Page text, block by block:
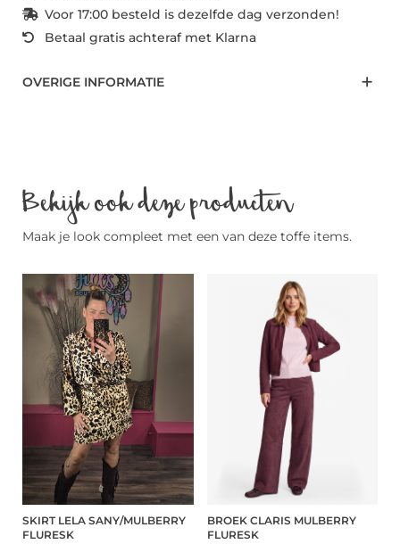
Voor 17:00 besteld is dezelfde dag verzonden!
Betaal gratis achteraf met Klarna
OVERIGE INFORMATIE
Bekijk ook deze producten
Maak je look compleet met een van deze toffe items.
SKIRT LELA SANY/MULBERRY
FLURESK
BROEK CLARIS MULBERRY
FLURESK